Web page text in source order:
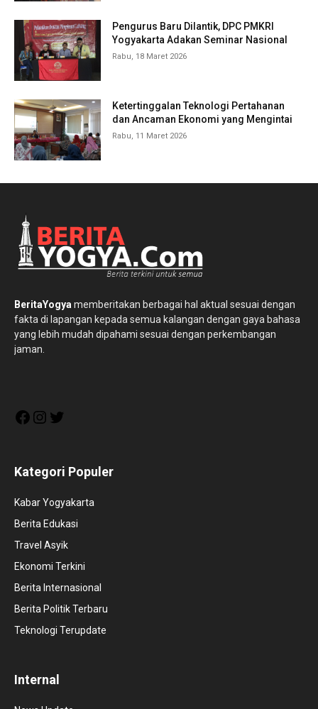
Pengurus Baru Dilantik, DPC PMKRI
Yogyakarta Adakan Seminar Nasional
Rabu, 18 Maret 2026
Ketertinggalan Teknologi Pertahanan
dan Ancaman Ekonomi yang Mengintai
Rabu, 11 Maret 2026
BeritaYogya memberitakan berbagai hal aktual sesuai dengan
fakta di lapangan kepada semua kalangan dengan gaya bahasa
yang lebih mudah dipahami sesuai dengan perkembangan
jaman.
FacebookInstagram
Kategori Populer
Kabar Yogyakarta
Berita Edukasi
Travel Asyik
Ekonomi Terkini
Berita Internasional
Berita Politik Terbaru
Teknologi Terupdate
Internal